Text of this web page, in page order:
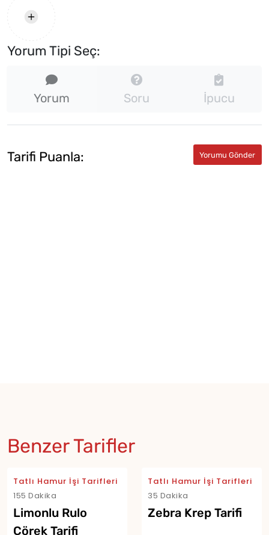
Yorum Tipi Seç:
Yorum Soru İpucu
Tarifi Puanla:
Benzer Tarifler
Tatlı Hamur İşi Tarifleri
155 Dakika
Limonlu Rulo
Çörek Tarifi
Tatlı Hamur İşi Tarifleri
35 Dakika
Zebra Krep Tarifi